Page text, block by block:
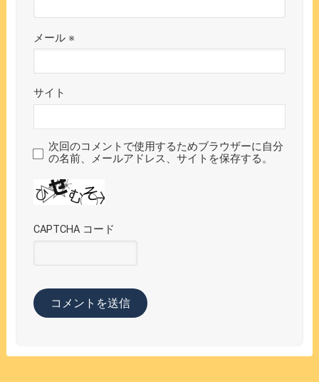
メール ※
サイト
次回のコメントで使用するためブラウザーに自分
の名前、メールアドレス、サイトを保存する。
CAPTCHA コード